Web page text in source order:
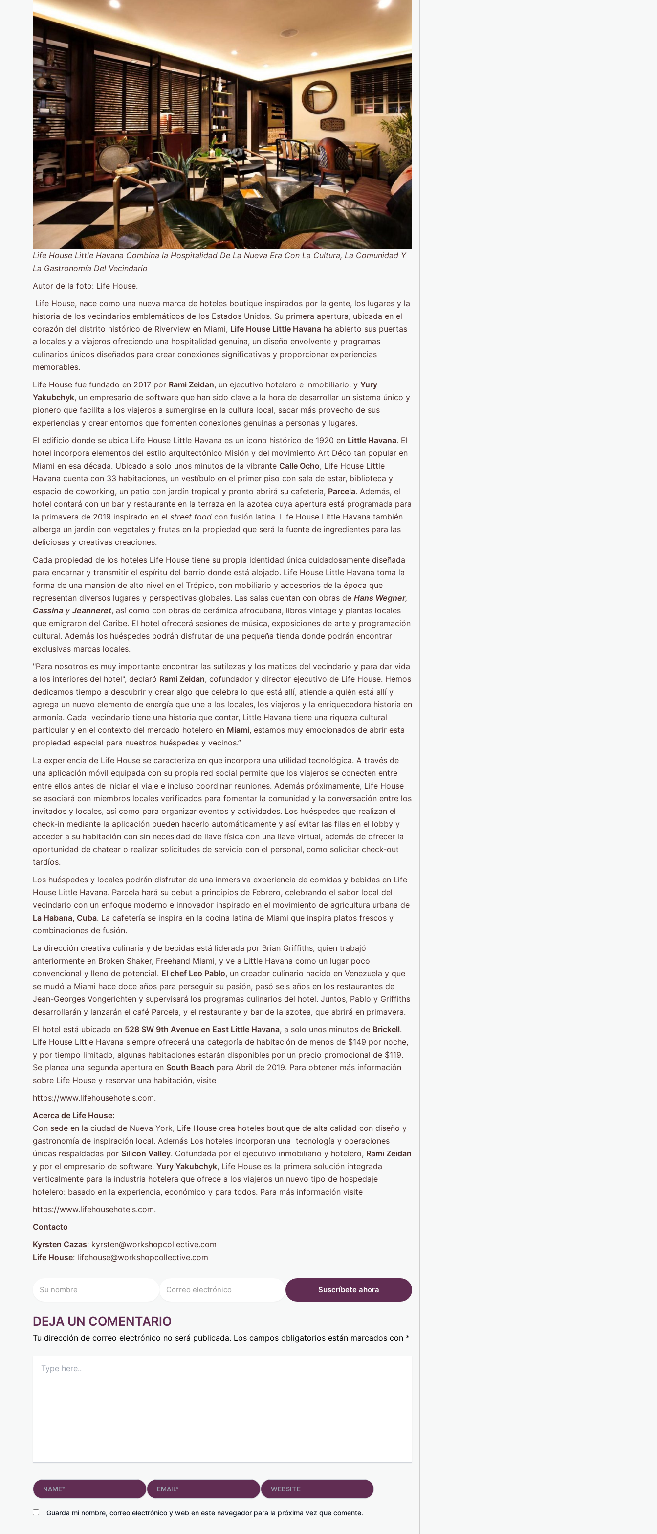
Life House Little Havana Combina la Hospitalidad De La Nueva Era Con La Cultura, La Comunidad Y
La Gastronomía Del Vecindario
Autor de la foto: Life House.
Life House, nace como una nueva marca de hoteles boutique inspirados por la gente, los lugares y la
historia de los vecindarios emblemáticos de los Estados Unidos. Su primera apertura, ubicada en el
corazón del distrito histórico de Riverview en Miami, Life House Little Havana ha abierto sus puertas
a locales y a viajeros ofreciendo una hospitalidad genuina, un diseño envolvente y programas
culinarios únicos diseñados para crear conexiones significativas y proporcionar experiencias
memorables.
Life House fue fundado en 2017 por Rami Zeidan, un ejecutivo hotelero e inmobiliario, y Yury
Yakubchyk, un empresario de software que han sido clave a la hora de desarrollar un sistema único y
pionero que facilita a los viajeros a sumergirse en la cultura local, sacar más provecho de sus
experiencias y crear entornos que fomenten conexiones genuinas a personas y lugares.
El edificio donde se ubica Life House Little Havana es un icono histórico de 1920 en Little Havana. El
hotel incorpora elementos del estilo arquitectónico Misión y del movimiento Art Déco tan popular en
Miami en esa década. Ubicado a solo unos minutos de la vibrante Calle Ocho, Life House Little
Havana cuenta con 33 habitaciones, un vestíbulo en el primer piso con sala de estar, biblioteca y
espacio de coworking, un patio con jardín tropical y pronto abrirá su cafetería, Parcela. Además, el
hotel contará con un bar y restaurante en la terraza en la azotea cuya apertura está programada para
la primavera de 2019 inspirado en el street food con fusión latina. Life House Little Havana también
alberga un jardín con vegetales y frutas en la propiedad que será la fuente de ingredientes para las
deliciosas y creativas creaciones.
Cada propiedad de los hoteles Life House tiene su propia identidad única cuidadosamente diseñada
para encarnar y transmitir el espíritu del barrio donde está alojado. Life House Little Havana toma la
forma de una mansión de alto nivel en el Trópico, con mobiliario y accesorios de la época que
representan diversos lugares y perspectivas globales. Las salas cuentan con obras de Hans Wegner,
Cassina y Jeanneret, así como con obras de cerámica afrocubana, libros vintage y plantas locales
que emigraron del Caribe. El hotel ofrecerá sesiones de música, exposiciones de arte y programación
cultural. Además los huéspedes podrán disfrutar de una pequeña tienda donde podrán encontrar
exclusivas marcas locales.
"Para nosotros es muy importante encontrar las sutilezas y los matices del vecindario y para dar vida
a los interiores del hotel", declaró Rami Zeidan, cofundador y director ejecutivo de Life House. Hemos
dedicamos tiempo a descubrir y crear algo que celebra lo que está allí, atiende a quién está allí y
agrega un nuevo elemento de energía que une a los locales, los viajeros y la enriquecedora historia en
armonía. Cada vecindario tiene una historia que contar, Little Havana tiene una riqueza cultural
particular y en el contexto del mercado hotelero en Miami, estamos muy emocionados de abrir esta
propiedad especial para nuestros huéspedes y vecinos.”
La experiencia de Life House se caracteriza en que incorpora una utilidad tecnológica. A través de
una aplicación móvil equipada con su propia red social permite que los viajeros se conecten entre
entre ellos antes de iniciar el viaje e incluso coordinar reuniones. Además próximamente, Life House
se asociará con miembros locales verificados para fomentar la comunidad y la conversación entre los
invitados y locales, así como para organizar eventos y actividades. Los huéspedes que realizan el
check-in mediante la aplicación pueden hacerlo automáticamente y así evitar las filas en el lobby y
acceder a su habitación con sin necesidad de llave física con una llave virtual, además de ofrecer la
oportunidad de chatear o realizar solicitudes de servicio con el personal, como solicitar check-out
tardíos.
Los huéspedes y locales podrán disfrutar de una inmersiva experiencia de comidas y bebidas en Life
House Little Havana. Parcela hará su debut a principios de Febrero, celebrando el sabor local del
vecindario con un enfoque moderno e innovador inspirado en el movimiento de agricultura urbana de
La Habana, Cuba. La cafetería se inspira en la cocina latina de Miami que inspira platos frescos y
combinaciones de fusión.
La dirección creativa culinaria y de bebidas está liderada por Brian Griffiths, quien trabajó
anteriormente en Broken Shaker, Freehand Miami, y ve a Little Havana como un lugar poco
convencional y lleno de potencial. El chef Leo Pablo, un creador culinario nacido en Venezuela y que
se mudó a Miami hace doce años para perseguir su pasión, pasó seis años en los restaurantes de
Jean-Georges Vongerichten y supervisará los programas culinarios del hotel. Juntos, Pablo y Griffiths
desarrollarán y lanzarán el café Parcela, y el restaurante y bar de la azotea, que abrirá en primavera.
El hotel está ubicado en 528 SW 9th Avenue en East Little Havana, a solo unos minutos de Brickell.
Life House Little Havana siempre ofrecerá una categoría de habitación de menos de $149 por noche,
y por tiempo limitado, algunas habitaciones estarán disponibles por un precio promocional de $119.
Se planea una segunda apertura en South Beach para Abril de 2019. Para obtener más información
sobre Life House y reservar una habitación, visite
https://www.lifehousehotels.com.
Acerca de Life House:
Con sede en la ciudad de Nueva York, Life House crea hoteles boutique de alta calidad con diseño y
gastronomía de inspiración local. Además Los hoteles incorporan una tecnología y operaciones
únicas respaldadas por Silicon Valley. Cofundada por el ejecutivo inmobiliario y hotelero, Rami Zeidan
y por el empresario de software, Yury Yakubchyk, Life House es la primera solución integrada
verticalmente para la industria hotelera que ofrece a los viajeros un nuevo tipo de hospedaje
hotelero: basado en la experiencia, económico y para todos. Para más información visite
https://www.lifehousehotels.com.
Contacto
Kyrsten Cazas: kyrsten@workshopcollective.com
Life House: lifehouse@workshopcollective.com
DEJA UN COMENTARIO
Tu dirección de correo electrónico no será publicada. Los campos obligatorios están marcados con *
here..
Name* Email*
Guarda mi nombre, correo electrónico y web en este navegador para la próxima vez que comente.
Website